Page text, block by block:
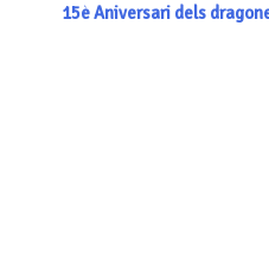
15è Aniversari dels